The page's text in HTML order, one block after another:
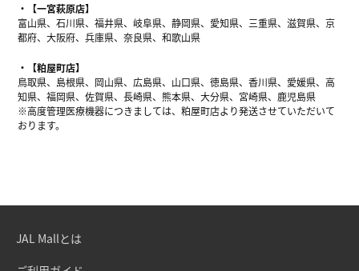
【一宮萩原店】
富山県、石川県、福井県、岐阜県、静岡県、愛知県、三重県、滋賀県、京
都府、大阪府、兵庫県、奈良県、和歌山県
【粕屋町店】
鳥取県、島根県、岡山県、広島県、山口県、徳島県、香川県、愛媛県、高
知県、福岡県、佐賀県、長崎県、熊本県、大分県、宮崎県、鹿児島県
※高度管理医療機器につきましては、粕屋町店より発送させていただいて
おります。
JAL Mallとは